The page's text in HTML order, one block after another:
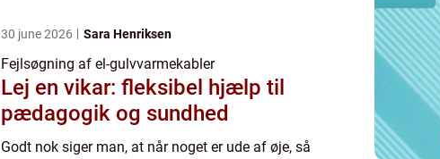
30 june 2026 Sara Henriksen
Fejlsøgning af el-gulvvarmekabler
Lej en vikar: fleksibel hjælp til
pædagogik og sundhed
Godt nok siger man, at når noget er ude af øje, så